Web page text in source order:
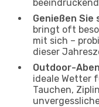
Genießen Sie
bringt oft
mit sich –
dieser
Outdoor-
ideale Wetter
Tauchen,